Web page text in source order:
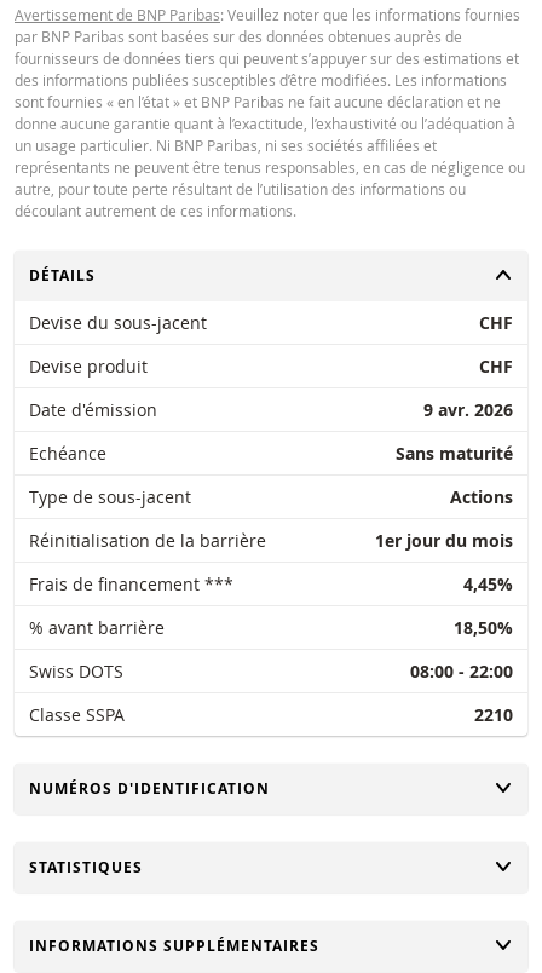
des recommandations de quelque nature que ce soit. Bien que les prix
soient basés sur des informations jugées fiables, leur exactitude ou leur
exhaustivité n'est pas garantie. BNP Paribas n'offre aucune garantie en ce
concerne les informations fournies par la calculatrice et décline toute
responsabilité pour tout dommage direct, indirect, spécial, accessoire,
immatériel ou consécutif (y compris le manque à gagner) résultant de
manière que ce soit de l'utilisation de la calculatrice par vous. ou vos
ou les informations contenues dans ce document. Les données de taux de
change saisies proviennent de BNP Paribas et s’appliquent strictement à la
indiquée. Les taux indiqués par la calculatrice sont indicatifs et destinés à
invitation ou une offre d'achat ou de vente de titres ou d'autres instruments
financiers. Les informations sont exclusivement destinées à être utilisées
informations, en tout ou en partie, à quelque fin que ce soit sans
disponibles sur demande auprès de BNP Paribas.
Key Information Document (FR)
QUOTES
Latest Product Quotes
Avertissement de BNP Paribas: Veuillez noter que les informations fournies
par BNP Paribas sont basées sur des données obtenues auprès de
fournisseurs de données tiers qui peuvent s’appuyer sur des estimations et
des informations publiées susceptibles d’être modifiées. Les informations
sont fournies « en l’état » et BNP Paribas ne fait aucune déclaration et ne
donne aucune garantie quant à l’exactitude, l’exhaustivité ou l’adéquation à
un usage particulier. Ni BNP Paribas, ni ses sociétés affiliées et
représentants ne peuvent être tenus responsables, en cas de négligence ou
autre, pour toute perte résultant de l’utilisation des informations ou
découlant autrement de ces informations.
CHANGER
DÉTAILS
Devise du sous-jacent
CHF
Devise produit
CHF
Date d'émission
9 avr. 2026
Echéance
Sans maturité
Type de sous-jacent
Actions
Réinitialisation de la barrière
1er jour du mois
Frais de financement ***
4,45%
% avant barrière
18,50%
Swiss DOTS
08:00 - 22:00
Classe SSPA
2210
CHANGER
NUMÉROS D'IDENTIFICATION
CHANGER
STATISTIQUES
CHANGER
INFORMATIONS SUPPLÉMENTAIRES